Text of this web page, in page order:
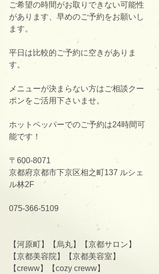
ご希望の時間がお取りできない可能性
があります、早めのご予約をお願いし
ます。
平日は比較的ご予約に空きがありま
す。
メニューが決まらない方はご相談クー
ポンをご活用下さいませ。
ホットペッパーでのご予約は24時間可
能です！
〒600-8071
京都府京都市下京区相之町137 ルシェ
ル林2F
075-366-5109
【河原町】【烏丸】【京都サロン】
【京都美容院】【京都美容室】
【creww】【cozy creww】